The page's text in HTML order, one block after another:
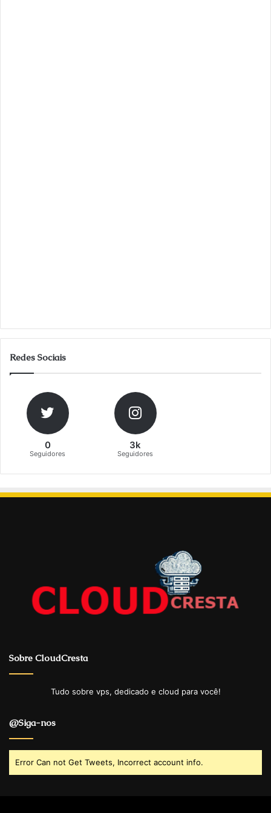
Redes Sociais
0
Seguidores
3k
Seguidores
Sobre CloudCresta
Tudo sobre vps, dedicado e cloud para você!
@Siga-nos
Error Can not Get Tweets, Incorrect account info.